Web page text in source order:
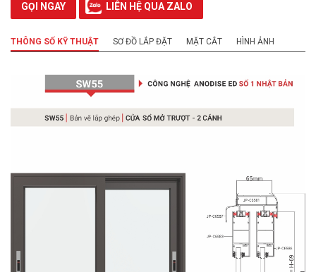
GỌI NGAY LIÊN HỆ QUA ZALO
THÔNG SỐ KỸ THUẬT SƠ ĐỒ LẮP ĐẶT MẶT CẮT HÌNH ẢNH